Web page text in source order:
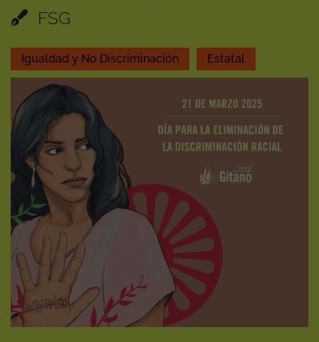
FSG
Igualdad y No Discriminación Estatal